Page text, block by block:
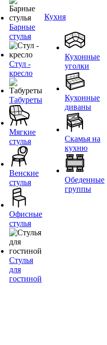
Барные
стулья
Стул -
кресло
Табуреты
Мягкие
стулья
Венские
стулья
Офисные
стулья
Стулья
для
гостиной
Кухня
Кухонные
уголки
Кухонные
диваны
Скамья на
кухню
Обеденные
группы